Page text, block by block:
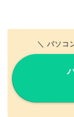
＼ パソコ